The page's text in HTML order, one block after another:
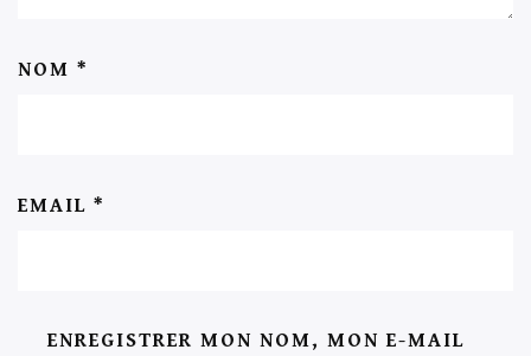
NOM *
EMAIL *
ENREGISTRER MON NOM, MON E-MAIL